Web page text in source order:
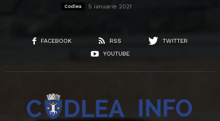
Codlea 5 ianuarie 2021
FACEBOOK RSS
TWITTER
YOUTUBE